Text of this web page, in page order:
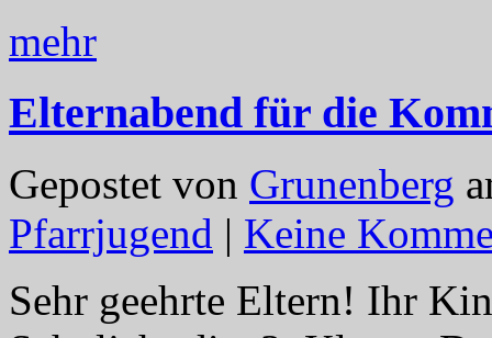
mehr
Elternabend für die
Gepostet von Grunenberg
Pfarrjugend | Keine
Sehr geehrte Eltern! Ihr